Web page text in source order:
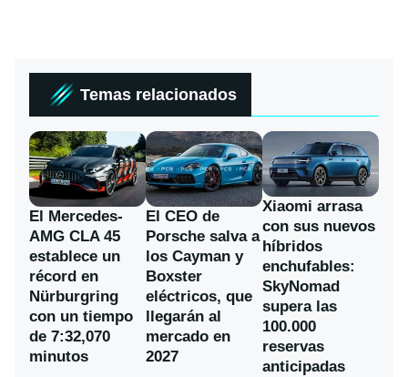
Temas relacionados
El Mercedes-
AMG CLA 45
establece un
récord en
Nürburgring
con un tiempo
de 7:32,070
minutos
El CEO de
Porsche salva a
los Cayman y
Boxster
eléctricos, que
llegarán al
mercado en
2027
Xiaomi arrasa
con sus nuevos
híbridos
enchufables:
SkyNomad
supera las
100.000
reservas
anticipadas